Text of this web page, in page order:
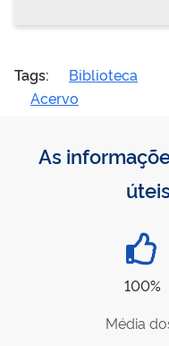
Tags: Biblioteca
Acervo
As
100%
Média